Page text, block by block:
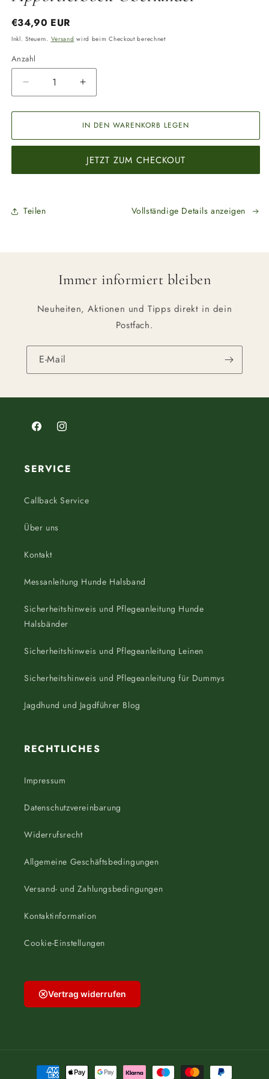
Normaler
Preis
€34,90 EUR
Inkl. Steuern. Versand wird beim Checkout berechnet
Anzahl
Anzahl
Verringere
die
Menge
Apportierbock
Erhöhe
die
Menge
für
Apportierbock
IN DEN WARENKORB LEGEN
JETZT ZUM CHECKOUT
Teilen Vollständige Details anzeigen
Immer informiert bleiben
Neuheiten, Aktionen und Tipps direkt in dein
Postfach.
E-Mail
FacebookInstagram
SERVICE
Callback Service
Über uns
Kontakt
Messanleitung Hunde Halsband
Sicherheitshinweis und Pflegeanleitung Hunde
Halsbänder
Sicherheitshinweis und Pflegeanleitung Leinen
Sicherheitshinweis und Pflegeanleitung für Dummys
Jagdhund und Jagdführer Blog
RECHTLICHES
Impressum
Datenschutzvereinbarung
Widerrufsrecht
Allgemeine Geschäftsbedingungen
Versand- und Zahlungsbedingungen
Kontaktinformation
Cookie-Einstellungen
Vertrag widerrufen
Zahlungsmethoden